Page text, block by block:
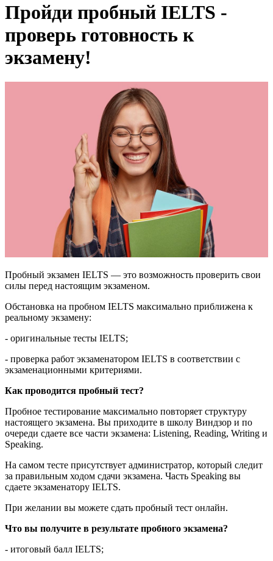
Пройди пробный IELTS -
проверь готовность к
экзамену!
Пробный экзамен IELTS — это возможность проверить свои
силы перед настоящим экзаменом.
Обстановка на пробном IELTS максимально приближена к
реальному экзамену:
- оригинальные тесты IELTS;
- проверка работ экзаменатором IELTS в соответствии с
экзаменационными критериями.
Как проводится пробный тест?
Пробное тестирование максимально повторяет структуру
настоящего экзамена. Вы приходите в школу Виндзор и по
очереди сдаете все части экзамена: Listening, Reading, Writing и
Speaking.
На самом тесте присутствует администратор, который следит
за правильным ходом сдачи экзамена. Часть Speaking вы
сдаете экзаменатору IELTS.
При желании вы можете сдать пробный тест онлайн.
Что вы получите в результате пробного экзамена?
- итоговый балл IELTS;